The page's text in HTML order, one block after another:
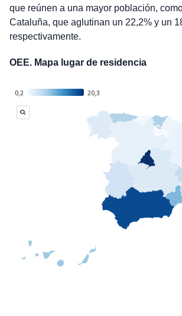
que reúnen a una mayor población,
Cataluña, que aglutinan un 22,2% y un
respectivamente.
OEE. Mapa lugar de residencia